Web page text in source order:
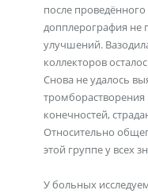
после
допплерография не
улучшений.
коллекторов
Снова не удалось
конечностей,
Относительно
этой группе у всех
У больных